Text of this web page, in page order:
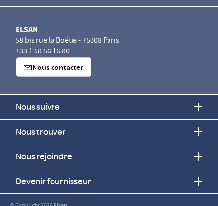
ELSAN
58 bis rue la Boétie - 75008 Paris
+33 1 58 56 16 80
Nous contacter
Nous suivre
Nous trouver
Nous rejoindre
Devenir fournisseur